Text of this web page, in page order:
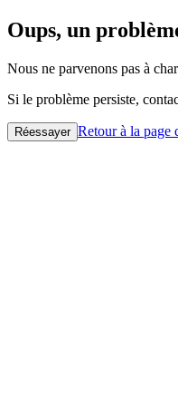
Oups, un
Nous ne parvenons pas à
Si le problème persiste,
Réessayer Retour à la page